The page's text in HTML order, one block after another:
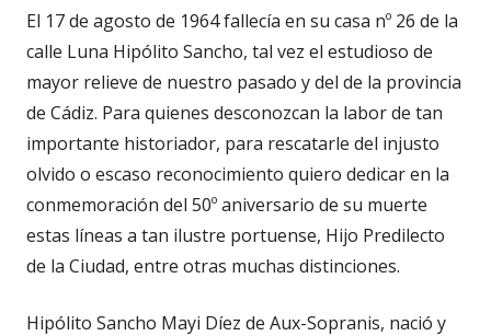
El 17 de agosto de 1964 fallecía en su casa nº 26 de la
calle Luna Hipólito Sancho, tal vez el estudioso de
mayor relieve de nuestro pasado y del de la provincia
de Cádiz. Para quienes desconozcan la labor de tan
importante historiador, para rescatarle del injusto
olvido o escaso reconocimiento quiero dedicar en la
conmemoración del 50º aniversario de su muerte
estas líneas a tan ilustre portuense, Hijo Predilecto
de la Ciudad, entre otras muchas distinciones.
Hipólito Sancho Mayi Díez de Aux-Sopranis, nació y